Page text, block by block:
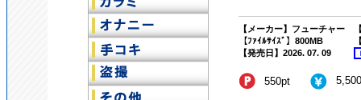
【メーカー】フューチャー
【ﾌｧｲﾙｻｲｽﾞ】800MB
【発売日】2026. 07. 09
550pt